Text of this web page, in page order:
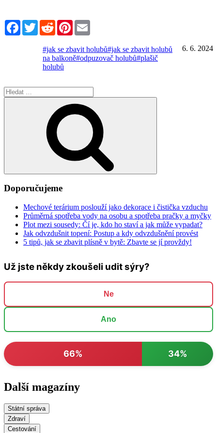
FacebookTwitterRedditPinterest
6. 6. 2024
#jak se zbavit holubů#jak se zbavit holubů
na balkoně#odpuzovač holubů#plašič
holubů
Hledat:
Doporučujeme
Mechové terárium poslouží jako dekorace i čistička vzduchu
Průměrná spotřeba vody na osobu a spotřeba pračky a myčky
Plot mezi sousedy: Čí je, kdo ho staví a jak může vypadat?
Jak odvzdušnit topení: Postup a kdy odvzdušnění provést
5 tipů, jak se zbavit plísně v bytě: Zbavte se jí provždy!
Už jste někdy zkoušeli udit sýry?
Ne
Ano
66% 34%
Další magazíny
Státní správa
Zdraví
Cestování